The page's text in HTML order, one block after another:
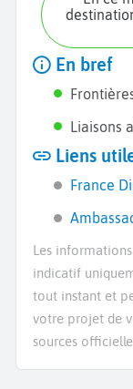
En bref
Liaisons
Liens
France
Les
indicatif
tout instant et
votre projet de
sources